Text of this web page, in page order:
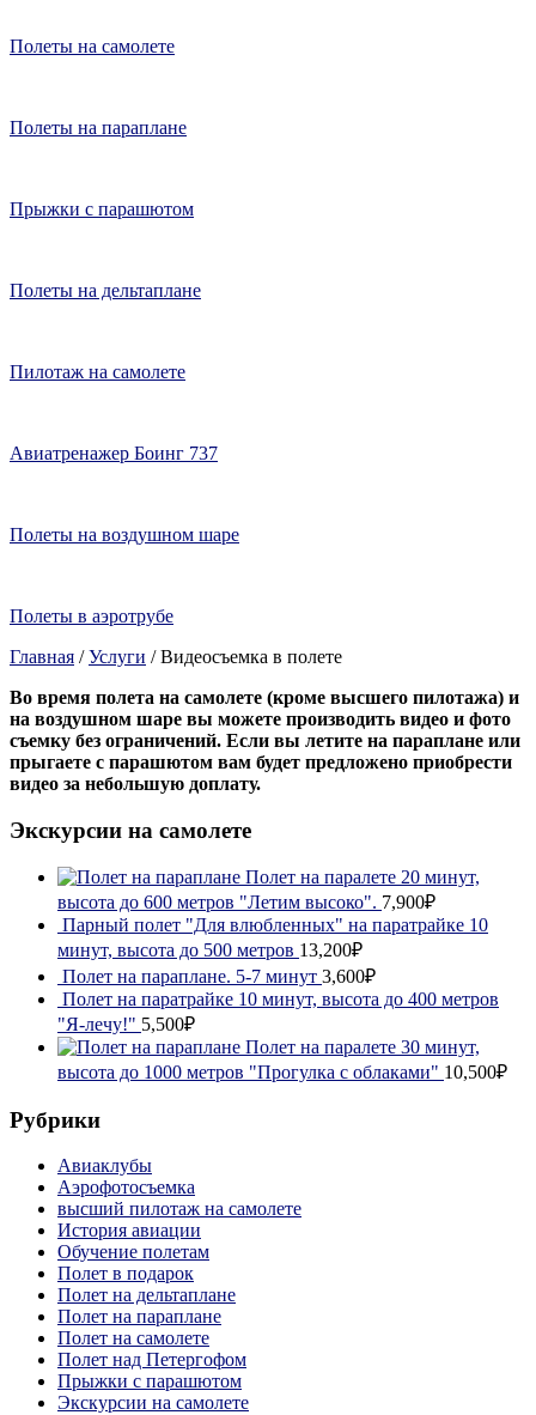
Полеты на самолете
Полеты на параплане
Прыжки с парашютом
Полеты на дельтаплане
Пилотаж на самолете
Авиатренажер Боинг 737
Полеты на воздушном шаре
Полеты в аэротрубе
Главная / Услуги / Видеосъемка в полете
Во время полета на самолете (кроме высшего пилотажа) и
на воздушном шаре вы можете производить видео и фото
съемку без ограничений. Если вы летите на параплане или
прыгаете с парашютом вам будет предложено приобрести
видео за небольшую доплату.
Экскурсии на самолете
Полет на паралете 20 минут,
высота до 600 метров "Летим высоко". 7,900₽
Парный полет "Для влюбленных" на паратрайке 10
минут, высота до 500 метров 13,200₽
Полет на параплане. 5-7 минут 3,600₽
Полет на паратрайке 10 минут, высота до 400 метров
"Я-лечу!" 5,500₽
Полет на паралете 30 минут,
высота до 1000 метров "Прогулка с облаками" 10,500₽
Рубрики
Авиаклубы
Аэрофотосъемка
высший пилотаж на самолете
История авиации
Обучение полетам
Полет в подарок
Полет на дельтаплане
Полет на параплане
Полет на самолете
Полет над Петергофом
Прыжки с парашютом
Экскурсии на самолете